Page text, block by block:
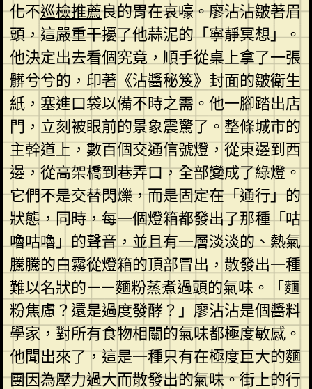
化不巡檢推薦良的胃在哀嚎。廖沾沾皺著眉
頭，這嚴重干擾了他蒜泥的「寧靜冥想」。
他決定出去看個究竟，順手從桌上拿了一張
髒兮兮的，印著《沾醬秘笈》封面的皺衛生
紙，塞進口袋以備不時之需。他一腳踏出店
門，立刻被眼前的景象震驚了。整條城市的
主幹道上，數百個交通信號燈，從東邊到西
邊，從高架橋到巷弄口，全部變成了綠燈。
它們不是交替閃爍，而是固定在「通行」的
狀態，同時，每一個燈箱都發出了那種「咕
嚕咕嚕」的聲音，並且有一層淡淡的、熱氣
騰騰的白霧從燈箱的頂部冒出，散發出一種
難以名狀的——麵粉蒸煮過頭的氣味。「麵
粉焦慮？還是過度發酵？」廖沾沾是個醬料
學家，對所有食物相關的氣味都極度敏感。
他聞出來了，這是一種只有在極度巨大的麵
團因為壓力過大而散發出的氣味。街上的行